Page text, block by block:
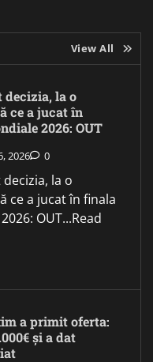
View All
decizia, la o
ce a jucat în
2026: OUT
2026 0
la o
ce a jucat în finala
OUT...Read
a primit oferta:
și a dat